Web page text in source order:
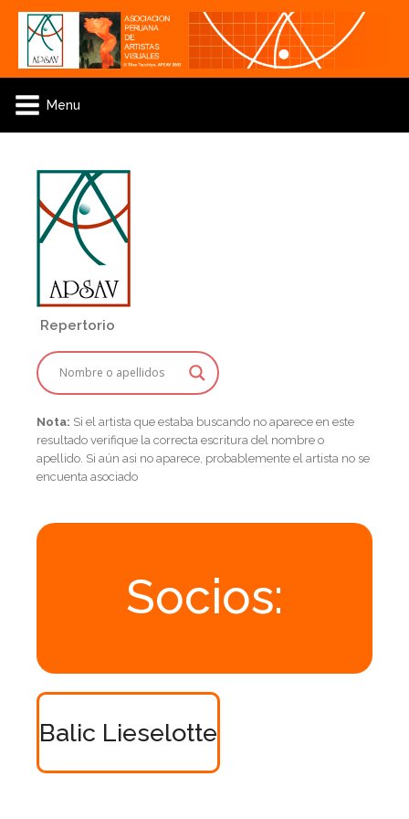
Menu
Repertorio
Nota: Si el artista que estaba buscando no aparece en este
resultado verifique la correcta escritura del nombre o
apellido. Si aún asi no aparece, probablemente el artista no se
encuenta asociado
Socios:
Balic Lieselotte